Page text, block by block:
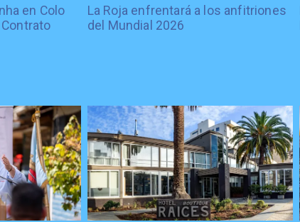
en Colo
Contrato
La Roja enfrentará a los anfitriones
del Mundial 2026